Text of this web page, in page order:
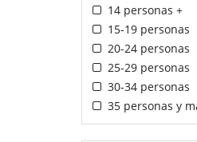
14 personas +
15-19 personas
20-24 personas
25-29 personas
30-34 personas
35 personas y